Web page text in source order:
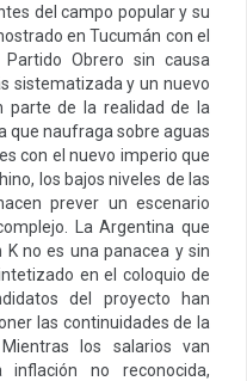
del campo popular y su
en Tucumán con el
Obrero sin causa
sistematizada y un nuevo
parte de la realidad de la
que naufraga sobre aguas
con el nuevo imperio que
los bajos niveles de las
prever un escenario
La Argentina que
no es una panacea y sin
en el coloquio de
del proyecto han
las continuidades de la
los salarios van
inflación no reconocida,